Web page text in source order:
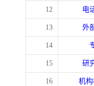
12 电
13 外
14
15 研
16 机